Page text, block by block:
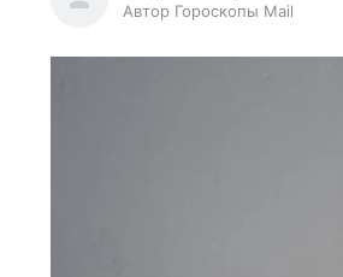
Автор Гороскопы Mail